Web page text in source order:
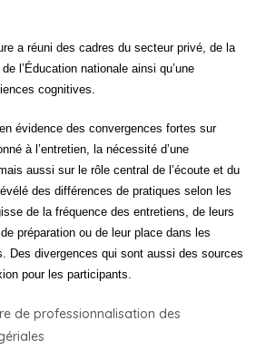
a réuni des cadres du secteur privé, de la
l’Éducation nationale ainsi qu’une
cognitives.
évidence des convergences fortes sur
à l’entretien, la nécessité d’une
aussi sur le rôle central de l’écoute et du
des différences de pratiques selon les
de la fréquence des entretiens, de leurs
préparation ou de leur place dans les
Des divergences qui sont aussi des sources
pour les participants.
de professionnalisation des